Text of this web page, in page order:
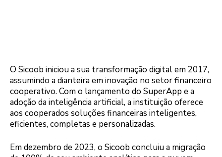
O Sicoob iniciou a sua transformação digital em 2017,
assumindo a dianteira em inovação no setor financeiro
cooperativo. Com o lançamento do SuperApp e a
adoção da inteligência artificial, a instituição oferece
aos cooperados soluções financeiras inteligentes,
eficientes, completas e personalizadas.
Em dezembro de 2023, o Sicoob concluiu a migração